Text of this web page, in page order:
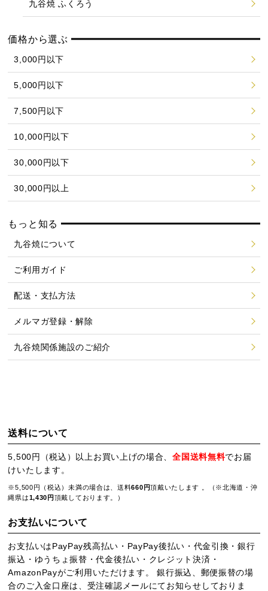
九谷焼 ふくろう
価格から選ぶ
3,000円以下
5,000円以下
7,500円以下
10,000円以下
30,000円以下
30,000円以上
もっと知る
九谷焼について
ご利用ガイド
配送・支払方法
メルマガ登録・解除
九谷焼関係施設のご紹介
送料について
5,500円（税込）以上お買い上げの場合、全国送料無料でお届
けいたします。
※5,500円（税込）未満の場合は、送料660円頂戴いたします 。（※北海道・沖
縄県は1,430円 頂戴しております。）
お支払いについて
お支払いはPayPay残高払い・PayPay後払い・代金引換・銀行
振込・ゆうちょ振替・代金後払い・クレジット決済・
AmazonPayがご利用いただけます。 銀行振込、郵便振替の場
合のご入金口座は、受注確認メールにてお知らせしておりま